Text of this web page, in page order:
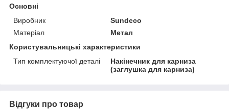
Основні
Виробник
Sundeco
Матеріал
Метал
Користувальницькі характеристики
Тип комплектуючої деталі
Накінечник для карниза
(заглушка для карниза)
Відгуки про товар